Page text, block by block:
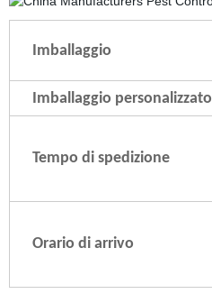
Imballaggio
Imballaggio personalizzato
Tempo di spedizione
Orario di arrivo